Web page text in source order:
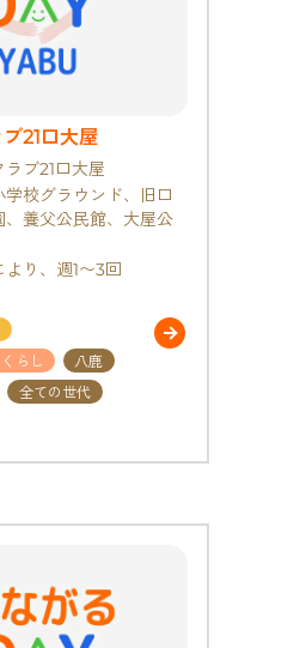
21口大屋
ラブ21口大屋
学校グラウンド、旧口
、養父公民館、大屋公
り、週1〜3回
らし
八鹿
全ての世代